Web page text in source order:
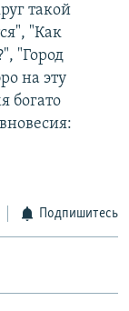
такой
"Как
"Город
на эту
богато
Подпишитесь